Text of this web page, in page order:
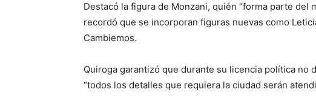
Destacó la figura de Monzani, quién “forma parte del
recordó que se incorporan figuras nuevas como
Cambiemos.
Quiroga garantizó que durante su licencia política no
“todos los detalles que requiera la ciudad serán